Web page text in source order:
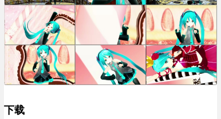
下载